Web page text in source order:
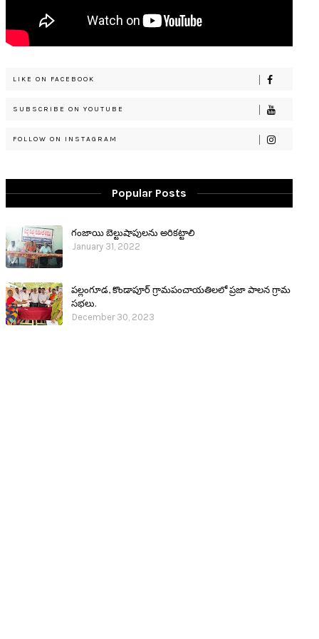
LIKE ON FACEBOOK
SUBSCRIBE ON YOUTUBE
FOLLOW ON INSTAGRAM
Popular Posts
గంజాయి బెల్టుషాపులను అరికట్టాలి
January 31, 2022
పల్లంగూడ, కొండాపూర్ గ్రామపంచాయతిలలో ప్రజా పాలన గ్రామ
సభలు.
December 30, 2023